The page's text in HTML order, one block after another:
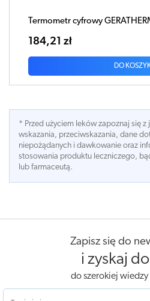
Termometr cyfrowy
184,21 zł
DO
* Przed użyciem leków zapoznaj się
wskazania, przeciwskazania, dane
niepożądanych i dawkowanie oraz
stosowania produktu leczniczego,
lub farmaceutą.
Zapisz się do
i zyskaj
do szerokiej